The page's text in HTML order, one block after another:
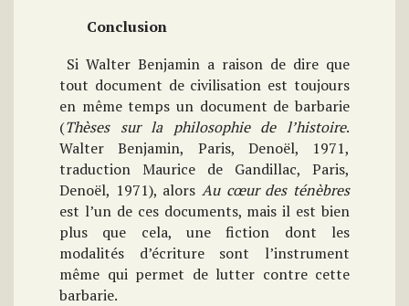
Conclusion
Si Walter Benjamin a raison de dire que
tout document de civilisation est toujours
en même temps un document de barbarie
(Thèses sur la philosophie de l’histoire.
Walter Benjamin, Paris, Denoël, 1971,
traduction Maurice de Gandillac, Paris,
Denoël, 1971), alors Au cœur des ténèbres
est l’un de ces documents, mais il est bien
plus que cela, une fiction dont les
modalités d’écriture sont l’instrument
même qui permet de lutter contre cette
barbarie.